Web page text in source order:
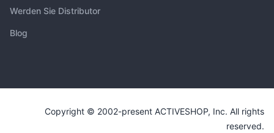
Werden Sie Distributor
Blog
Copyright © 2002-present ACTIVESHOP, Inc. All rights
reserved.